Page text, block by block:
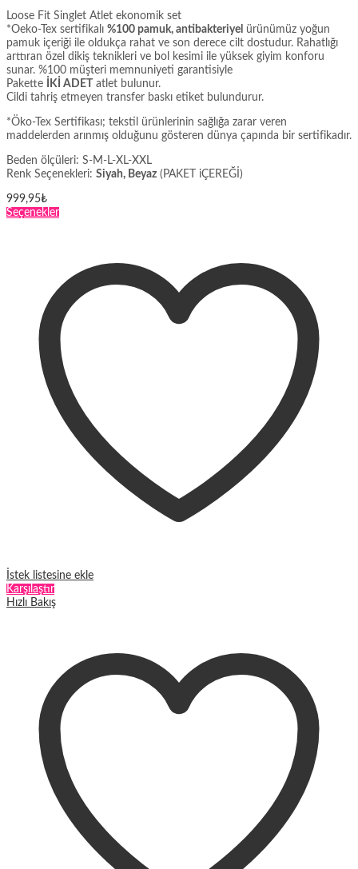
Loose Fit Singlet Atlet ekonomik set
*Oeko-Tex sertifikalı %100 pamuk, antibakteriyel ürünümüz yoğun
pamuk içeriği ile oldukça rahat ve son derece cilt dostudur. Rahatlığı
arttıran özel dikiş teknikleri ve bol kesimi ile yüksek giyim konforu
sunar. %100 müşteri memnuniyeti garantisiyle
Pakette
İKİ ADET
atlet bulunur.
Cildi tahriş etmeyen transfer baskı etiket bulundurur.
*Öko-Tex Sertifikası; tekstil ürünlerinin sağlığa zarar veren
maddelerden arınmış olduğunu gösteren dünya çapında bir sertifikadır.
Beden ölçüleri: S-M-L-XL-XXL
Renk Seçenekleri: Siyah, Beyaz (PAKET iÇEREĞİ)
999,95₺
SeçeneklerBu
varyasyonu
var.
Seçenekler
ürün
sayfasından
seçilebilir
İstek listesine ekle
Karşılaştır
Hızlı Bakış